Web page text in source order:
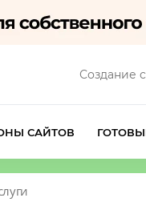
Создание
САЙТОВ